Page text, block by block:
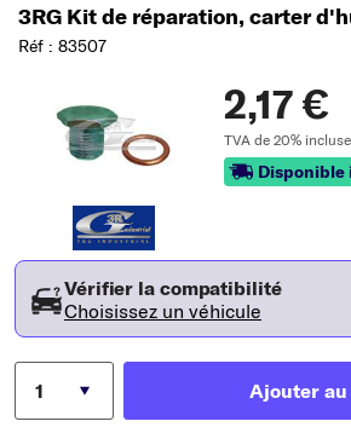
3RG Kit de réparation, carter
Réf : 83507
2,17 €
TVA de 20% incluse,
Disponible
Vérifier la compatibilité
Choisissez un véhicule
Ajouter